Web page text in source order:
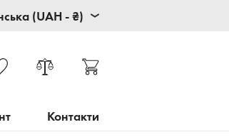
(UAH - ₴)
Контакти